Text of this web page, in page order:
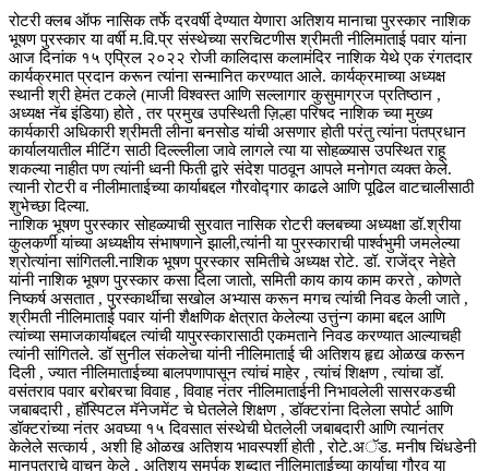
रोटरी क्लब ऑफ नासिक तर्फे दरवर्षी देण्यात येणारा अतिशय मानाचा पुरस्कार नाशिक
भूषण पुरस्कार या वर्षी म.वि.प्र संस्थेच्या सरचिटणीस श्रीमती नीलिमाताई पवार यांना
आज दिनांक १५ एप्रिल २०२२ रोजी कालिदास कलामंदिर नाशिक येथे एक रंगतदार
कार्यक्रमात प्रदान करून त्यांना सन्मानित करण्यात आले. कार्यक्रमाच्या अध्यक्ष
स्थानी श्री हेमंत टकले (माजी विश्वस्त आणि सल्लागार कुसुमाग्रज प्रतिष्ठान ,
अध्यक्ष नॅब इंडिया) होते , तर प्रमुख उपस्थिती ज़िल्हा परिषद नाशिक च्या मुख्य
कार्यकारी अधिकारी श्रीमती लीना बनसोड यांची असणार होती परंतु त्यांना पंतप्रधान
कार्यालयातील मीटिंग साठी दिल्ल्लीला जावे लागले त्या या सोहळ्यास उपस्थित राहू
शकल्या नाहीत पण त्यांनी ध्वनी फिती द्वारे संदेश पाठवून आपले मनोगत व्यक्त केले.
त्यानी रोटरी व नीलीमाताईच्या कार्याबद्दल गौरवोद्गार काढले आणि पूढिल वाटचालीसाठी
शुभेच्छा दिल्या.
नाशिक भूषण पुरस्कार सोहळ्याची सुरवात नासिक रोटरी क्लबच्या अध्यक्षा डॉ.श्रीया
कुलकर्णी यांच्या अध्यक्षीय संभाषणाने झाली,त्यांनी या पुरस्काराची पार्श्वभुमी जमलेल्या
श्रोत्यांना सांगितली.नाशिक भूषण पुरस्कार समितीचे अध्यक्ष रोटे. डॉ. राजेंद्र नेहेते
यांनी नाशिक भूषण पुरस्कार कसा दिला जातो, समिती काय काय काम करते , कोणते
निष्कर्ष असतात , पुरस्कार्थीचा सखोल अभ्यास करून मगच त्यांची निवड केली जाते ,
श्रीमती नीलिमाताई पवार यांनी शैक्षणिक क्षेत्रात केलेल्या उत्तुंन्ग कामा बद्दल आणि
त्यांच्या समाजकार्याबद्दल त्यांची यापुरस्कारासाठी एकमताने निवड करण्यात आल्याचही
त्यांनी सांगितले. डॉ सुनील संकलेचा यांनी नीलिमाताई ची अतिशय हृद्य ओळख करून
दिली , ज्यात नीलिमाताईच्या बालपणापासून त्यांचं माहेर , त्यांचं शिक्षण , त्यांचा डॉ.
वसंतराव पवार बरोबरचा विवाह , विवाह नंतर नीलिमाताईनी निभावलेली सासरकडची
जबाबदारी , हॉस्पिटल मॅनेजमेंट चे घेतलेले शिक्षण , डॉक्टरांना दिलेला सपोर्ट आणि
डॉक्टरांच्या नंतर अवघ्या १५ दिवसात संस्थेची घेतलेली जबाबदारी आणि त्यानंतर
केलेले सत्कार्य , अशी हि ओळख अतिशय भावस्पर्शी होती , रोटे.अॅड. मनीष चिंधडेनी
मानपत्राचे वाचन केले , अतिशय समर्पक शब्दात नीलिमाताईच्या कार्याचा गौरव या